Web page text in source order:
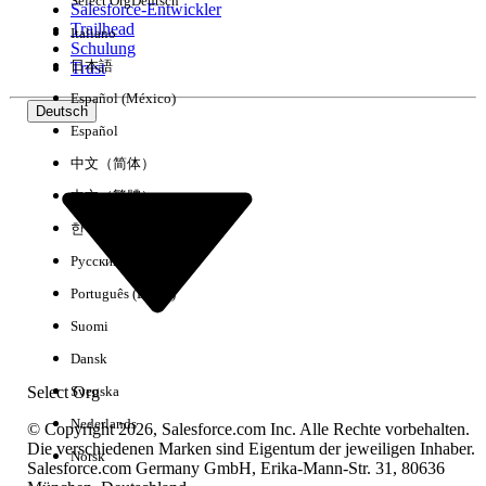
Erfahrung
Keine Ergebnisse
Salesforce-Entwickler
Trailhead
Schulung
Trust
Deutsch
Select Org
Italiano
日本語
Español (México)
Español
中文（简体）
中文（繁體）
한국어
Русский
Português (Brasil)
Suomi
Dansk
Svenska
Nederlands
Norsk
© Copyright 2026, Salesforce.com Inc. Alle Rechte vorbehalten.
Die verschiedenen Marken sind Eigentum der jeweiligen Inhaber.
Salesforce.com Germany GmbH, Erika-Mann-Str. 31, 80636